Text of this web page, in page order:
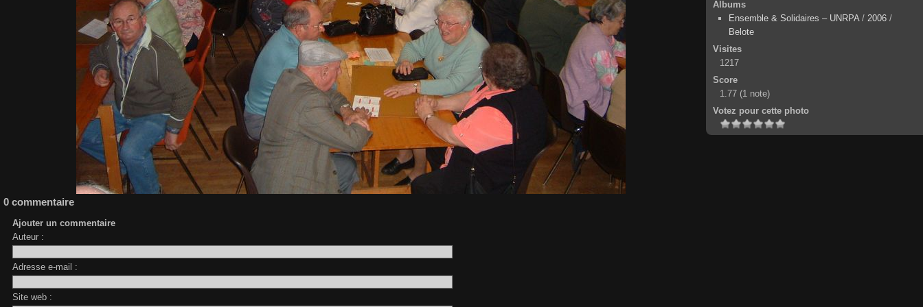
Albums
Ensemble & Solidaires – UNRPA / 2006 /
Belote
Visites
1217
Score
1.77 (1 note)
Votez pour cette photo
0 commentaire
Ajouter un commentaire
Auteur :
Adresse e-mail :
Site web :